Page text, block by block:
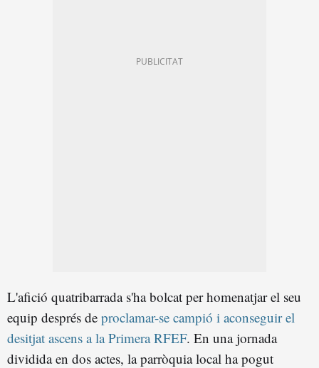
L'afició quatribarrada s'ha bolcat per homenatjar el seu
equip després de proclamar-se campió i aconseguir el
desitjat ascens a la Primera RFEF. En una jornada
dividida en dos actes, la parròquia local ha pogut